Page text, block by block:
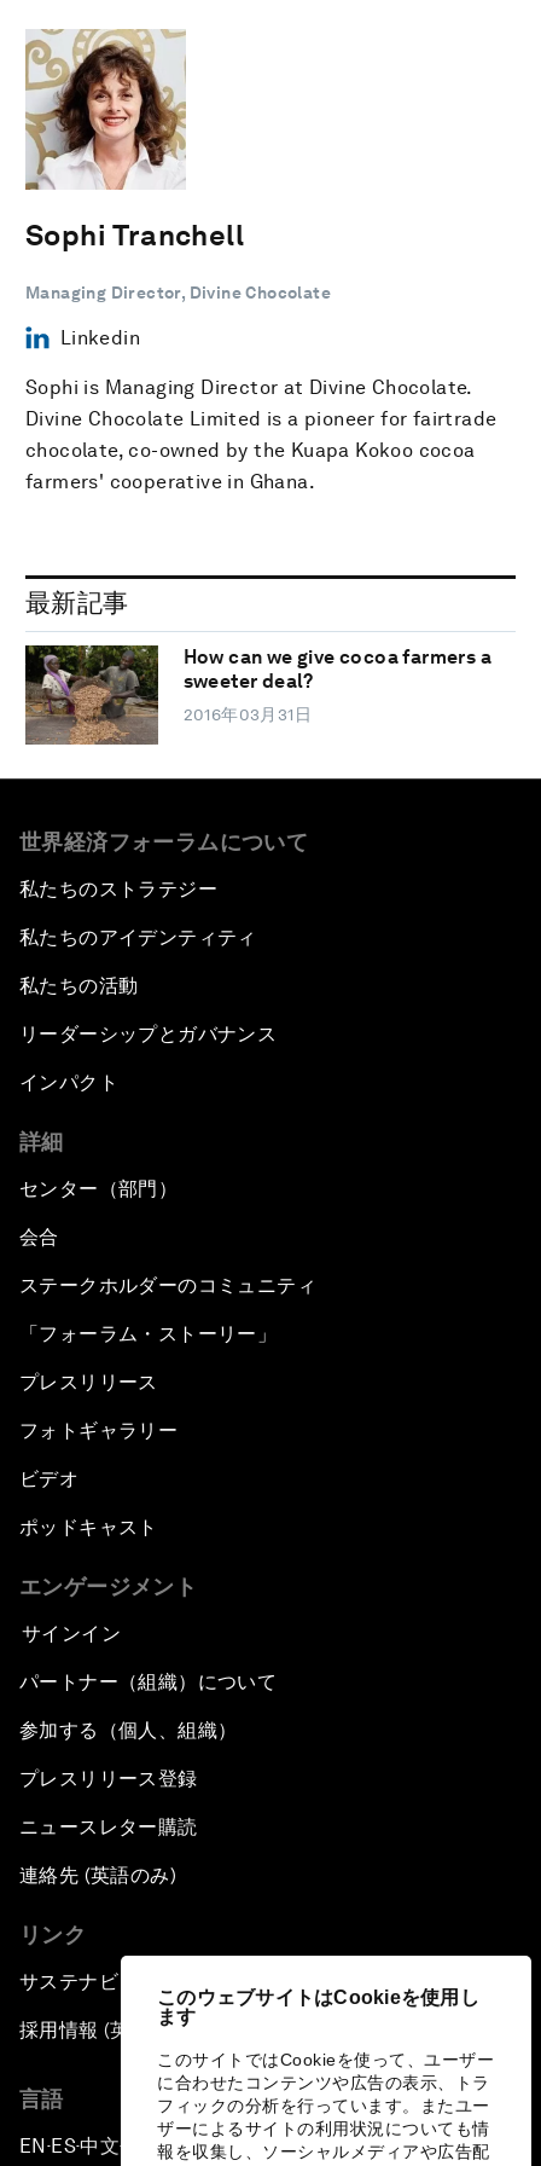
このウェブサイトはCookieを使用し
ます
このサイトではCookieを使って、ユーザー
に合わせたコンテンツや広告の表示、トラ
フィックの分析を行っています。またユー
ザーによるサイトの利用状況についても情
報を収集し、ソーシャルメディアや広告配
Sophi Tranchell
Managing Director, Divine Chocolate
Linkedin
Sophi is Managing Director at Divine Chocolate.
Divine Chocolate Limited is a pioneer for fairtrade
chocolate, co-owned by the Kuapa Kokoo cocoa
farmers' cooperative in Ghana.
最新記事
How can we give cocoa farmers a
sweeter deal?
2016年03月31日
世界経済フォーラムについて
私たちのストラテジー
私たちのアイデンティティ
私たちの活動
リーダーシップとガバナンス
インパクト
詳細
センター（部門）
会合
ステークホルダーのコミュニティ
「フォーラム・ストーリー」
プレスリリース
フォトギャラリー
ビデオ
ポッドキャスト
エンゲージメント
サインイン
パートナー（組織）について
参加する（個人、組織）
プレスリリース登録
ニュースレター購読
連絡先 (英語のみ)
リンク
サステナビリティへの取り組み
採用情報 (英語のみ)
言語
EN ▪ES▪中文▪ 日本語